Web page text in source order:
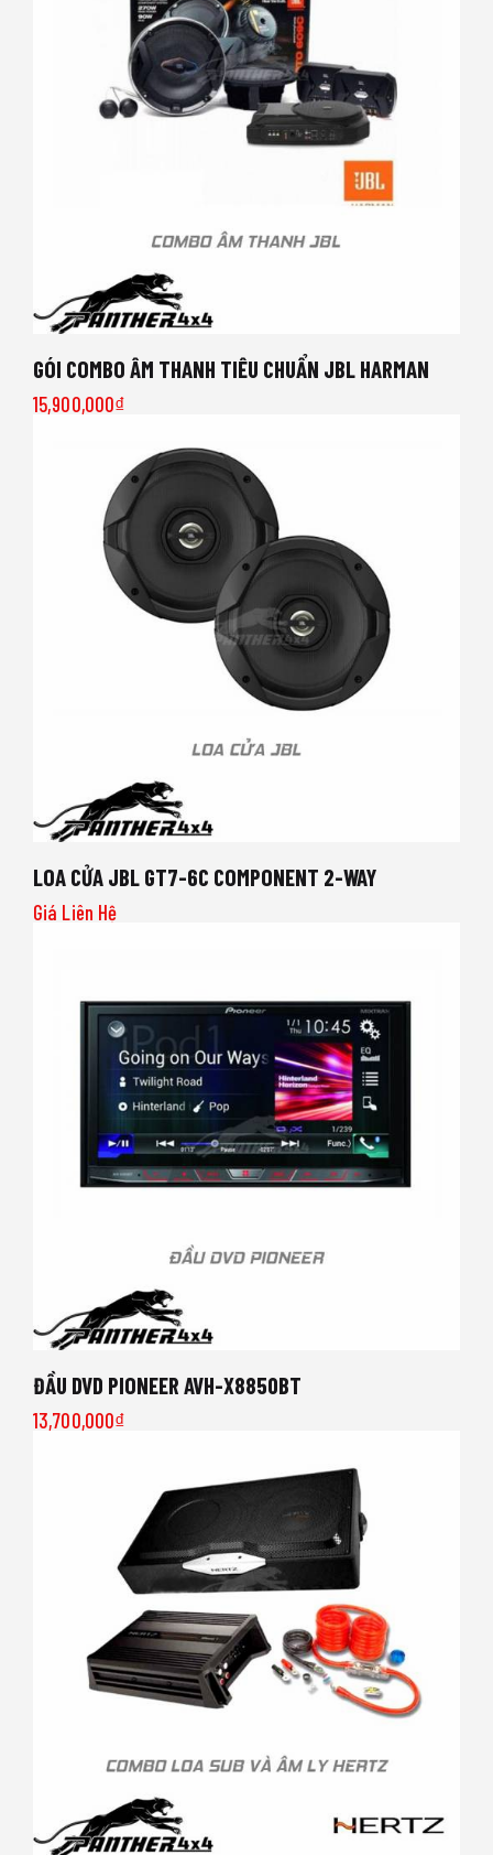
GÓI COMBO ÂM THANH TIÊU CHUẨN JBL HARMAN
15,900,000₫
LOA CỬA JBL GT7-6C COMPONENT 2-WAY
Giá Liên Hệ
ĐẦU DVD PIONEER AVH-X8850BT
13,700,000₫